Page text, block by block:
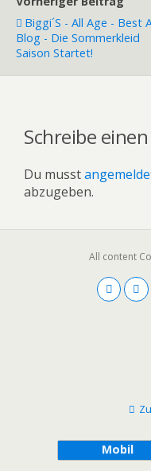
Biggi´s - All Age - Best
Blog - Die Sommerkleid
Saison Startet!
Schreibe
Du musst
abzugeben.
All content
Mobil